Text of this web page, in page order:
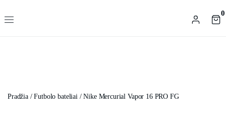
0
Pradžia/Futbolo bateliai/ Nike Mercurial Vapor 16 PRO FG